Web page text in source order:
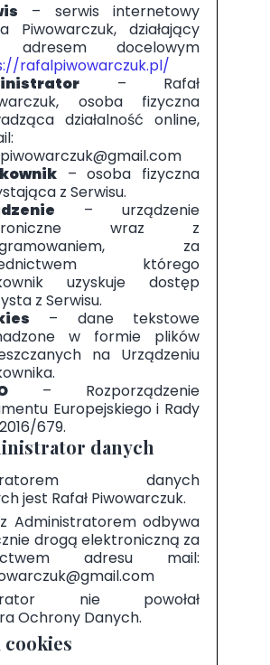
– serwis internetowy
Piwowarczuk, działający
adresem docelowym
rafalpiwowarczuk.pl/
– Rafał
osoba fizyczna
działalność online,
– osoba fizyczna
z Serwisu.
– urządzenie
wraz z
za
którego
uzyskuje dostęp
z Serwisu.
– dane tekstowe
w formie plików
na Urządzeniu
– Rozporządzenie
Europejskiego i Rady
679.
danych
danych
jest Rafał Piwowarczuk.
Administratorem odbywa
drogą elektroniczną za
adresu mail:
nie powołał
Ochrony Danych.